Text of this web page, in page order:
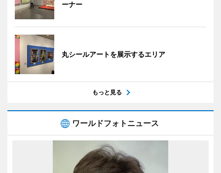
ーナー
丸シールアートを展示するエリア
もっと見る
ワールドフォトニュース